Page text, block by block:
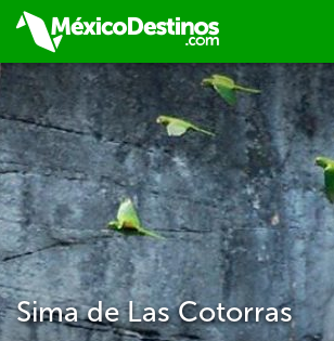
Sima de Las Cotorras